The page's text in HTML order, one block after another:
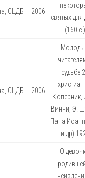
СЦДБ 2006
святых для
(160 с.)
СЦДБ 2006
судьбе
Коперник,
Винчи, Э.
Папа
и др)
О